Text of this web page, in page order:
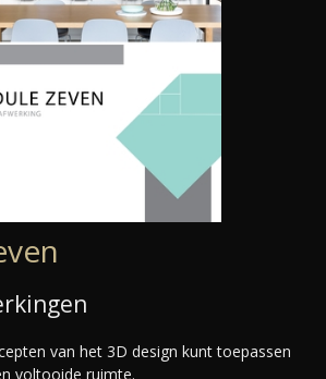
van het 3D design kunt toepassen
voltooide ruimte.